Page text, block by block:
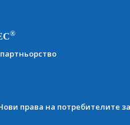
®
права на потребителите